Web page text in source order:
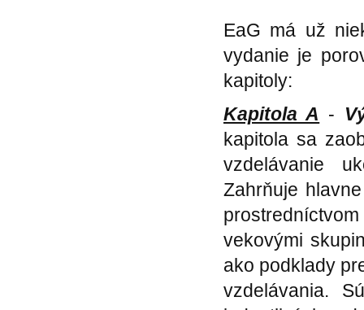
EaG má už
vydanie je
kapitoly:
Kapitola A -
kapitola sa
vzdelávanie
Zahrňuje
vekovými
ako podklady
vzdelávania.